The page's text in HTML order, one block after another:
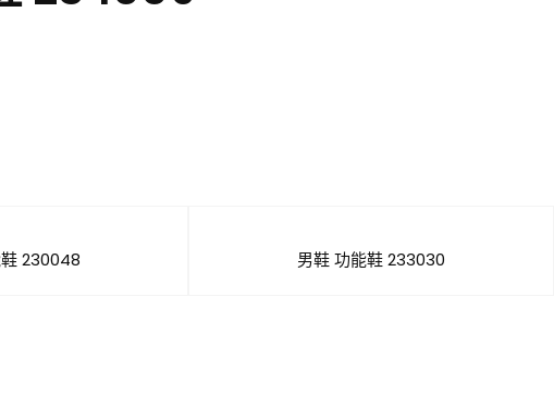
230048 男鞋 功能鞋 233030